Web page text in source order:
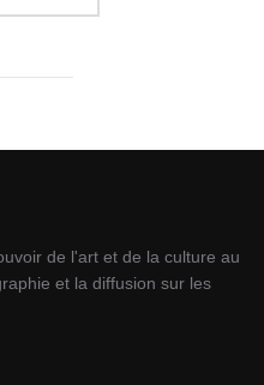
de l'art et de la culture au
et la diffusion sur les